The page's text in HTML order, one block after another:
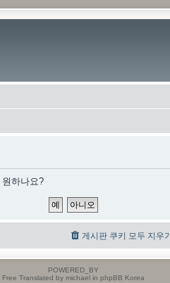
하나요?
게시판 쿠키 모두 지우기
POWERED_BY
Free Translated by michael in phpBB Korea